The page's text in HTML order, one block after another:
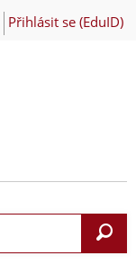
Přihlásit se (EduID)